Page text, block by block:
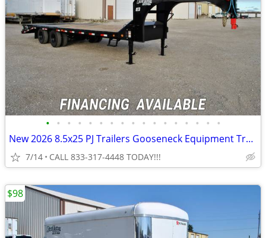
• • • • • • • • • • • • • • • • •
New 2026 8.5x25 PJ Trailers Gooseneck Equipment Trailer
7/14 CALL 833-317-4448 TODAY!!!
$98